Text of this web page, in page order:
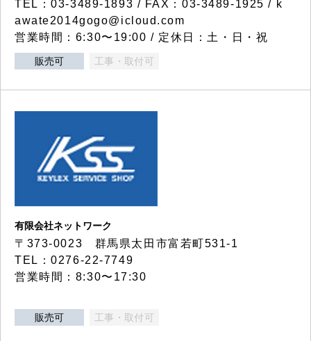
TEL：03-3489-1893 / FAX：03-3489-1925 / k
awate2014gogo@icloud.com
営業時間：6:30〜19:00 / 定休日：土・日・祝
販売可 工事・取付可
有限会社ネットワーク
〒373-0023 群馬県太田市富若町531-1
TEL：0276-22-7749
営業時間：8:30〜17:30
販売可 工事・取付可